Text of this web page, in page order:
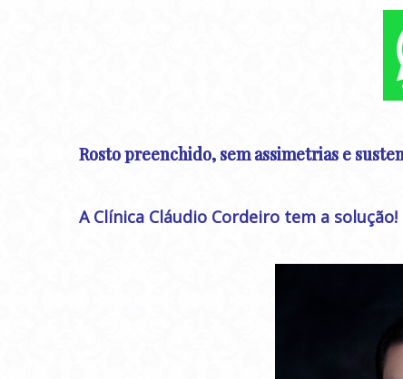
Rosto preenchido, sem assimetrias e
A Clínica Cláudio Cordeiro tem a solução!